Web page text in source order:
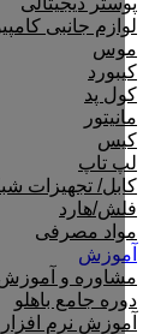
لوازم جانبی
موس
کیبورد
کول پد
مانیتور
کیس
لپ تاپ
کابل/ تجهیزات
فلش/هارد
مواد مصرفی
آموزش
مشاوره و آموزش
دوره جامع باهلو
آموزش نرم